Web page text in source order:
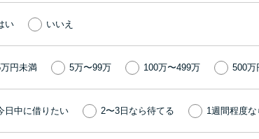
街金と
をおす
い いいえ
円未満 5万〜99万 100万〜499万 500万
日中に借りたい 2〜3日なら待てる 1週間程度